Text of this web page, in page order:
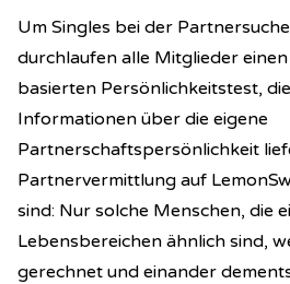
Um Singles bei der
durchlaufen alle Mitglieder
basierten Persönlichkeitstest,
Informationen über die eigene
Partnerschaftspersönlichkeit
Partnervermittlung auf
sind: Nur solche Menschen, die
Lebensbereichen ähnlich sind,
gerechnet und einander